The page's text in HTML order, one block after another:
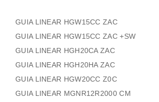
GUIA LINEAR HGW15CC ZAC
GUIA LINEAR HGW15CC ZAC +SW
GUIA LINEAR HGH20CA ZAC
GUIA LINEAR HGH20HA ZAC
GUIA LINEAR HGW20CC Z0C
GUIA LINEAR MGNR12R2000 CM